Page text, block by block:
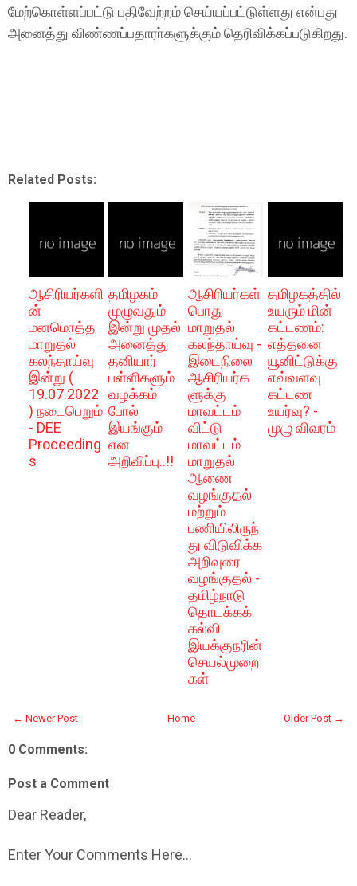
மேற்கொள்ளப்பட்டு பதிவேற்றம் செய்யப்பட்டுள்ளது என்பது
அனைத்து விண்ணப்பதாரா்களுக்கும் தெரிவிக்கப்படுகிறது.
Related Posts:
ஆசிரியர்களி
ன்
மனமொத்த
மாறுதல்
கலந்தாய்வு
இன்று (
19.07.2022
) நடைபெறும்
- DEE
Proceeding
s
தமிழகம்
முழுவதும்
இன்று முதல்
அனைத்து
தனியார்
பள்ளிகளும்
வழக்கம்
போல்
இயங்கும்
என
அறிவிப்பு..!!
ஆசிரியர்கள்
பொது
மாறுதல்
கலந்தாய்வு -
இடைநிலை
ஆசிரியர்க
ளுக்கு
மாவட்டம்
விட்டு
மாவட்டம்
மாறுதல்
ஆணை
வழங்குதல்
மற்றும்
பணியிலிருந்
து விடுவிக்க
அறிவுரை
வழங்குதல் -
தமிழ்நாடு
தொடக்கக்
கல்வி
இயக்குநரின்
செயல்முறை
கள்
தமிழகத்தில்
உயரும் மின்
கட்டணம்:
எத்தனை
யூனிட்டுக்கு
எவ்வளவு
கட்டண
உயர்வு? -
முழு விவரம்
← Newer Post Older Post →
Home
0 Comments:
Post a Comment
Dear Reader,
Enter Your Comments Here...